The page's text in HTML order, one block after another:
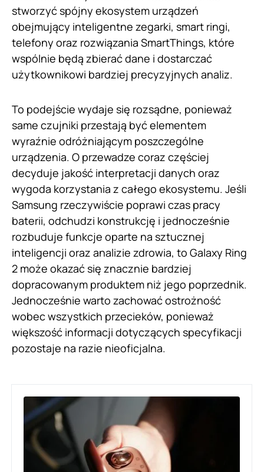
stworzyć spójny ekosystem urządzeń
obejmujący inteligentne zegarki, smart ringi,
telefony oraz rozwiązania SmartThings, które
wspólnie będą zbierać dane i dostarczać
użytkownikowi bardziej precyzyjnych analiz.
To podejście wydaje się rozsądne, ponieważ
same czujniki przestają być elementem
wyraźnie odróżniającym poszczególne
urządzenia. O przewadze coraz częściej
decyduje jakość interpretacji danych oraz
wygoda korzystania z całego ekosystemu. Jeśli
Samsung rzeczywiście poprawi czas pracy
baterii, odchudzi konstrukcję i jednocześnie
rozbuduje funkcje oparte na sztucznej
inteligencji oraz analizie zdrowia, to Galaxy Ring
2 może okazać się znacznie bardziej
dopracowanym produktem niż jego poprzednik.
Jednocześnie warto zachować ostrożność
wobec wszystkich przecieków, ponieważ
większość informacji dotyczących specyfikacji
pozostaje na razie nieoficjalna.